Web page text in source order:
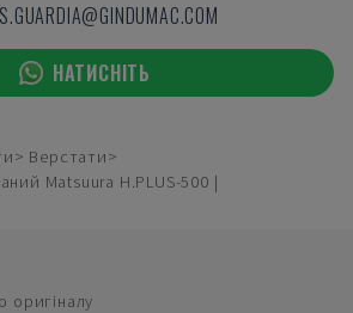
S.GUARDIA@GINDUMAC.COM
НАТИСНІТЬ
Верстати
Matsuura H.PLUS-500 |
оригіналу